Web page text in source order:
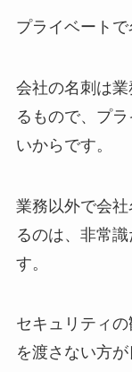
プライベートで
会社の名刺は
るもので、プ
いからです。
業務以外で会
るのは、非常
す。
セキュリティ
を渡さない方が